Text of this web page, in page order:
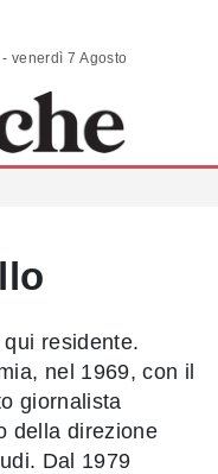
ANALISI | COMMENTI | SCENARI - venerdì 7 Agosto 2026
residente.
nel 1969, con il
giornalista
della direzione
Dal 1979